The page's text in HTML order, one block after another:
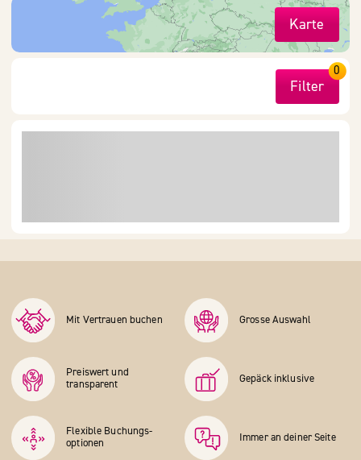
Karte
Filter
0
Mit Vertrauen buchen Grosse Auswahl
Preiswert und
transparent
Gepäck inklusive
Flexible Buchungs­
optionen
Immer an deiner Seite